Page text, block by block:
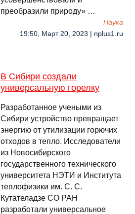
преобразили природу» …
Наука
19:50, Март 20, 2023 | nplus1.ru
В Сибири создали
универсальную горелку
Разработанное учеными из
Сибири устройство превращает
энергию от утилизации горючих
отходов в тепло. Исследователи
из Новосибирского
государственного технического
университета НЭТИ и Института
теплофизики им. С. С.
Кутателадзе СО РАН
разработали универсальное